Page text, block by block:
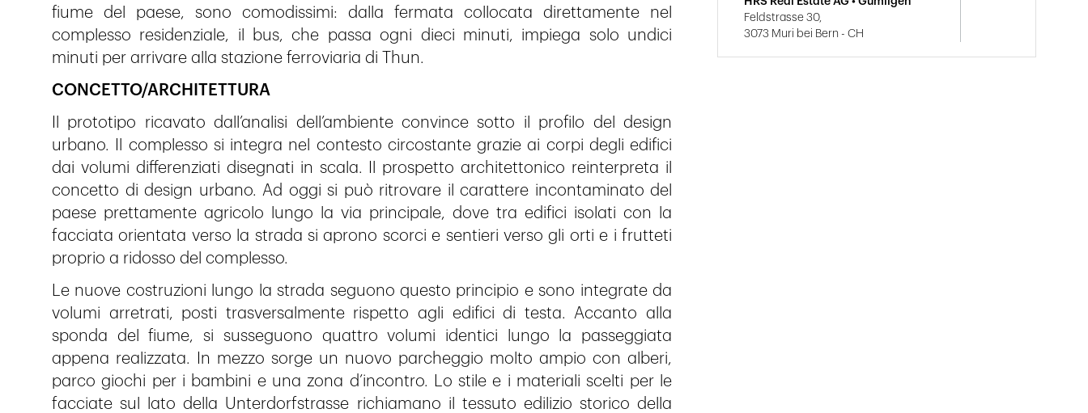
fiume del paese, sono comodissimi: dalla fermata collocata direttamente nel
complesso residenziale, il bus, che passa ogni dieci minuti, impiega solo undici
minuti per arrivare alla stazione ferroviaria di Thun.
CONCETTO/ARCHITETTURA
Il prototipo ricavato dall’analisi dell’ambiente convince sotto il profilo del design
urbano. Il complesso si integra nel contesto circostante grazie ai corpi degli edifici
dai volumi differenziati disegnati in scala. Il prospetto architettonico reinterpreta il
concetto di design urbano. Ad oggi si può ritrovare il carattere incontaminato del
paese prettamente agricolo lungo la via principale, dove tra edifici isolati con la
facciata orientata verso la strada si aprono scorci e sentieri verso gli orti e i frutteti
proprio a ridosso del complesso.
Le nuove costruzioni lungo la strada seguono questo principio e sono integrate da
volumi arretrati, posti trasversalmente rispetto agli edifici di testa. Accanto alla
sponda del fiume, si susseguono quattro volumi identici lungo la passeggiata
appena realizzata. In mezzo sorge un nuovo parcheggio molto ampio con alberi,
parco giochi per i bambini e una zona d’incontro. Lo stile e i materiali scelti per le
facciate sul lato della Unterdorfstrasse richiamano il tessuto edilizio storico della
Feldstrasse 30,
3073 Muri bei Bern - CH